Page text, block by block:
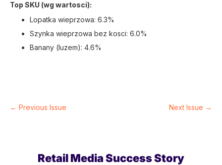
Top SKU (wg wartosci):
Lopatka wieprzowa: 6.3%
Szynka wieprzowa bez kosci: 6.0%
Banany (luzem): 4.6%
← Previous Issue Next Issue →
Retail Media Success Story